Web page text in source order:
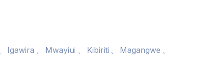
、Mwayiui、Kibiriti、Magangwe、